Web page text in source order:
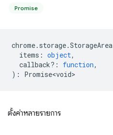
Promise
chrome. storage.StorageArea
items : object,
callback? : function,
) : Promise<void>
ตั้งค่าหลายรายการ